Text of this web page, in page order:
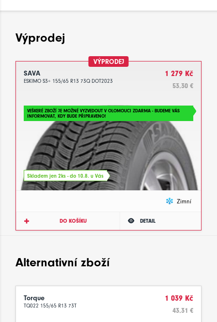
Výprodej
VÝPRODEJ
SAVA
ESKIMO S3+ 155/65 R13 73Q DOT2023
1 279 Kč
53.30 €
VEŠKERÉ ZBOŽÍ JE MOŽNÉ VYZVEDOUT V OLOMOUCI ZDARMA - BUDEME VÁS
INFORMOVAT, KDY BUDE PŘIPRAVENO!
Skladem jen 2ks - do 10.8. u Vás
Zimní
DO KOŠÍKU DETAIL
Alternativní zboží
Torque
TQ022 155/65 R13 73T
1 039 Kč
43.31 €